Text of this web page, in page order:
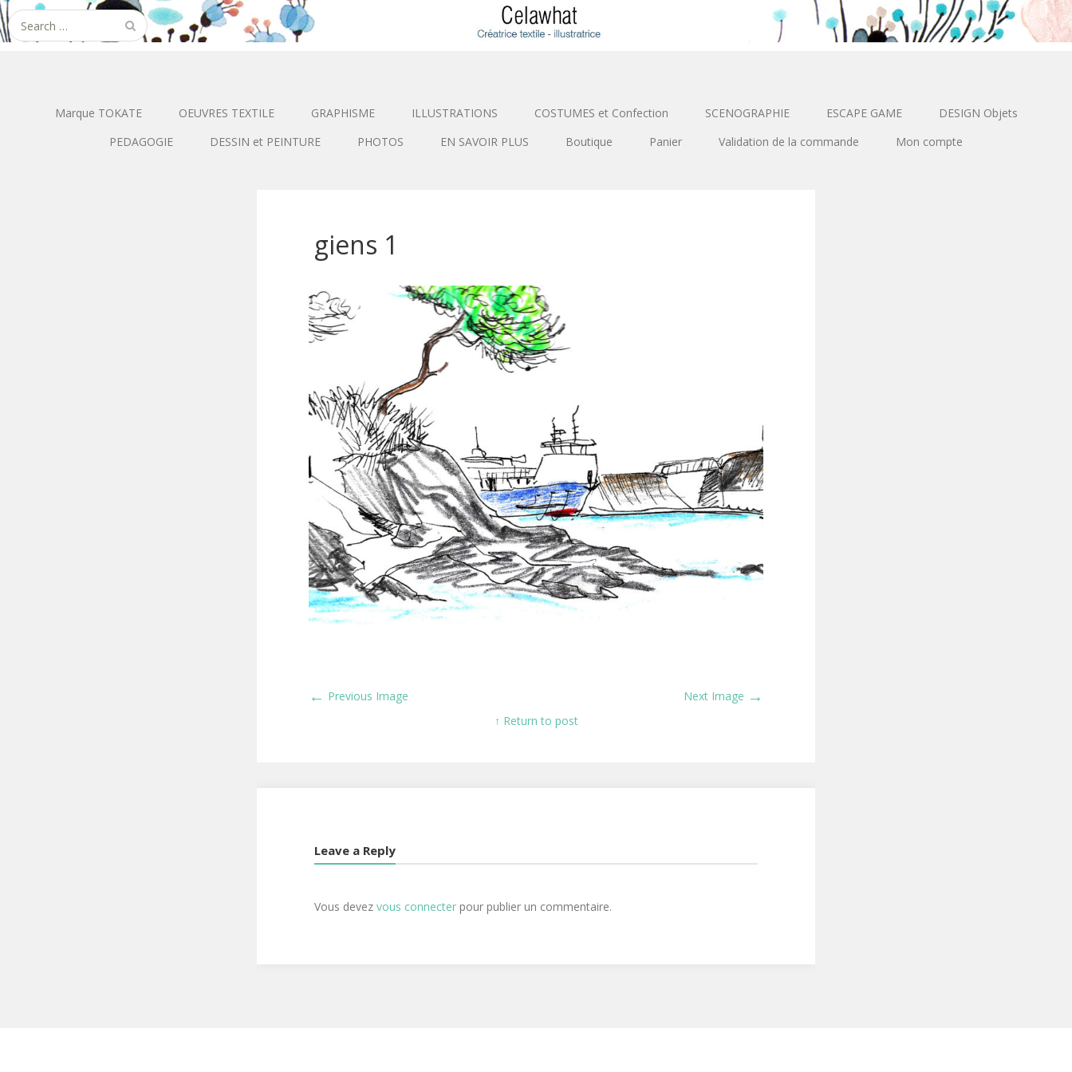
Search
for:
Marque TOKATE OEUVRES TEXTILE GRAPHISME ILLUSTRATIONS COSTUMES et Confection SCENOGRAPHIE ESCAPE GAME
DESIGN Objets
PEDAGOGIE
DESSIN et PEINTURE PHOTOS EN SAVOIR PLUS Boutique Panier Validation de la commande Mon compte
giens 1
← Previous Image Next Image →
↑ Return to post
Leave a Reply
Vous devez vous connecter pour publier un commentaire.